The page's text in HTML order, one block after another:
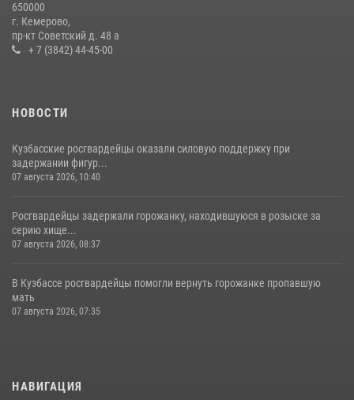
детского дома в рамках всероссийской акции
20 июля 2026, 10:54
650000
г. Кемерово,
пр-кт Советский д. 48 а
+ 7 (3842) 44-45-00
НОВОСТИ
Кузбасские росгвардейцы оказали силовую поддержку при
задержании фигур...
07 августа 2026, 10:40
Росгвардейцы задержали горожанку, находившуюся в розыске за
серию хище...
07 августа 2026, 08:37
В Кузбассе росгвардейцы помогли вернуть горожанке пропавшую
мать
07 августа 2026, 07:35
НАВИГАЦИЯ